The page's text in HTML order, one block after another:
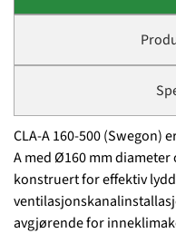
CLA-A 160-500
A med Ø160 mm diameter
konstruert for effektiv
avgjørende for